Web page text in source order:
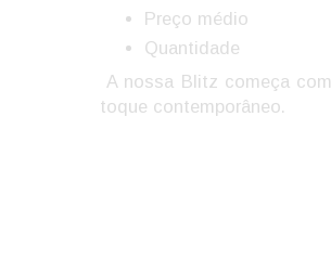
Preço médio
Quantidade
A nossa Blitz começa com
toque contemporâneo.